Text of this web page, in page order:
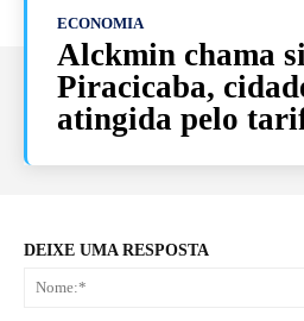
ECONOMIA
Alckmin chama
Piracicaba,
atingida pelo
DEIXE UMA RESPOSTA